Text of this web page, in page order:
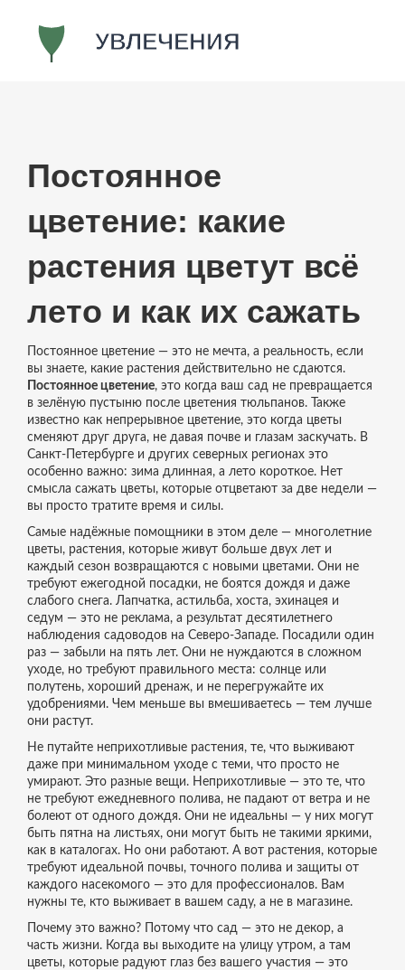
Постоянное
цветение: какие
растения цветут всё
лето и как их сажать
Постоянное цветение — это не мечта, а реальность, если
вы знаете, какие растения действительно не сдаются.
Постоянное цветение, это когда ваш сад не превращается
в зелёную пустыню после цветения тюльпанов. Также
известно как непрерывное цветение, это когда цветы
сменяют друг друга, не давая почве и глазам заскучать.В
Санкт-Петербурге и других северных регионах это
особенно важно: зима длинная, а лето короткое. Нет
смысла сажать цветы, которые отцветают за две недели —
вы просто тратите время и силы.
Самые надёжные помощники в этом деле — многолетние
цветы, растения, которые живут больше двух лет и
каждый сезон возвращаются с новыми цветами. Они не
требуют ежегодной посадки, не боятся дождя и даже
слабого снега. Лапчатка, астильба, хоста, эхинацея и
седум — это не реклама, а результат десятилетнего
наблюдения садоводов на Северо-Западе. Посадили один
раз — забыли на пять лет. Они не нуждаются в сложном
уходе, но требуют правильного места: солнце или
полутень, хороший дренаж, и не перегружайте их
удобрениями. Чем меньше вы вмешиваетесь — тем лучше
они растут.
Не путайте неприхотливые растения, те, что выживают
даже при минимальном уходес теми, что просто не
умирают. Это разные вещи. Неприхотливые — это те, что
не требуют ежедневного полива, не падают от ветра и не
болеют от одного дождя. Они не идеальны — у них могут
быть пятна на листьях, они могут быть не такими яркими,
как в каталогах. Но они работают. А вот растения, которые
требуют идеальной почвы, точного полива и защиты от
каждого насекомого — это для профессионалов. Вам
нужны те, кто выживает в вашем саду, а не в магазине.
Почему это важно? Потому что сад — это не декор, а
часть жизни. Когда вы выходите на улицу утром, а там
цветы, которые радуют глаз без вашего участия — это